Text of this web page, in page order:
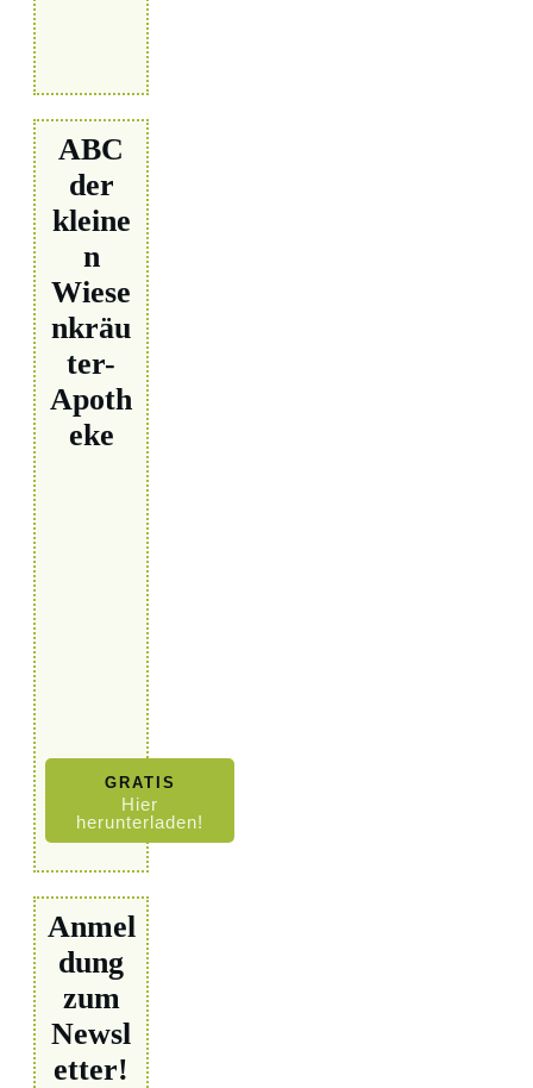
ABC
der
kleine
n
Wiese
nkräu
ter-
Apoth
eke
GRATIS
Hier
herunterladen!
Anmel
dung
zum
Newsl
etter!